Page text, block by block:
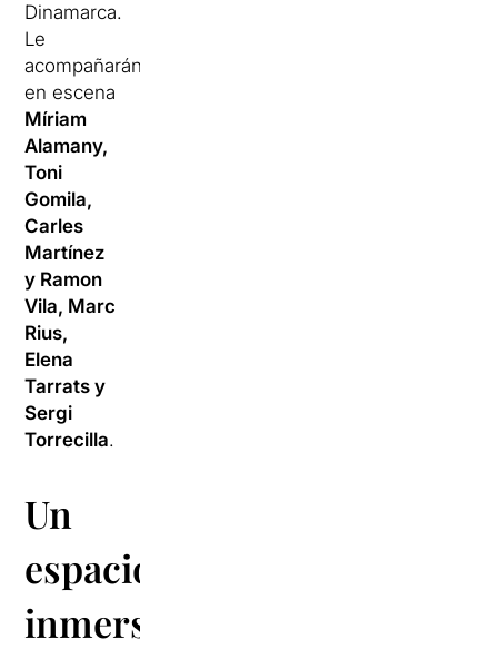
Dinamarca.
Le
acompañarán
en escena
Míriam
Alamany,
Toni
Gomila,
Carles
Martínez
y Ramon
Vila, Marc
Rius,
Elena
Tarrats y
Sergi
Torrecilla.
Un
espacio
inmersivo